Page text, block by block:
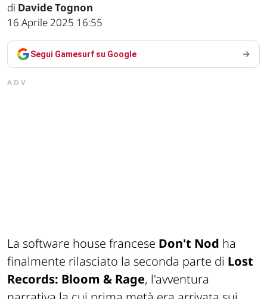
di Davide Tognon
16 Aprile 2025 16:55
Segui Gamesurf su Google
ADV
La software house francese Don't Nod ha
finalmente rilasciato la seconda parte di Lost
Records: Bloom & Rage, l'avventura